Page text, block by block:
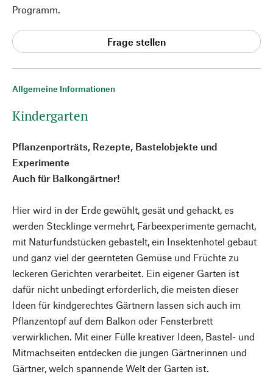
Allgemeine Informationen
Kindergarten
Pflanzenporträts, Rezepte, Bastelobjekte und
Experimente
Auch für Balkongärtner!
Hier wird in der Erde gewühlt, gesät und gehackt, es
werden Stecklinge vermehrt, Färbeexperimente gemacht,
mit Naturfundstücken gebastelt, ein Insektenhotel gebaut
und ganz viel der geernteten Gemüse und Früchte zu
leckeren Gerichten verarbeitet. Ein eigener Garten ist
dafür nicht unbedingt erforderlich, die meisten dieser
Ideen für kindgerechtes Gärtnern lassen sich auch im
Pflanzentopf auf dem Balkon oder Fensterbrett
verwirklichen. Mit einer Fülle kreativer Ideen, Bastel- und
Mitmachseiten entdecken die jungen Gärtnerinnen und
Gärtner, welch spannende Welt der Garten ist.
Programm.
Frage stellen